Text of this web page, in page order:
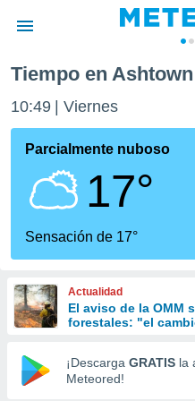
de
ha
que se
calidad.
a este
las
y
forma
digital
basada
Tiempo en Ashtown
10:49 Viernes
Parcialmente nuboso
17°
Sensación de 17°
Actualidad
El aviso de la OMM
forestales: "el
¡Descarga GRATIS la
Meteored!